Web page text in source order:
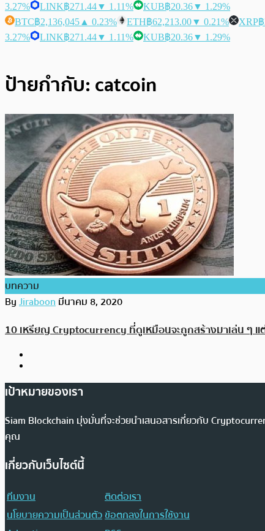
3.27%
LINK฿271.44▼ 1.11% KUB฿20.36▼ 1.29%
BTC฿2,136,045 ▲ 0.23% ETH฿62,213.00▼ 0.21% XRP
3.27%
LINK฿271.44▼ 1.11% KUB฿20.36▼ 1.29%
ป้ายกำกับ: catcoin
บทความ
ByJiraboonมีนาคม 8, 2020
10 เหรียญ Cryptocurrency ที่ดูเหมือนจะถูกสร้างมาเล่น ๆ แ
เป้าหมายของเรา
Siam Blockchain มุ่งมั่นที่จะช่วยนำเสนอสารเกี่ยวกับ
คุณ
เกี่ยวกับเว็บไซต์นี้
ทีมงาน
ติดต่อเรา
นโยบายความเป็นส่วนตัวข้อตกลงในการใช้งาน